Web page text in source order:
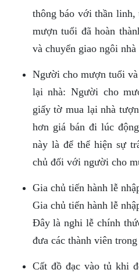
thông báo với thần
mượn tuổi đã hoàn
và chuyển giao ngôi
Người cho mượn tuổi
lại nhà: Người cho
giấy tờ mua lại nhà
hơn giá bán đi lúc
này là để thể hiện sự
chủ đối với người cho
Gia chủ tiến hành lễ
Gia chủ tiến hành lễ
Đây là nghi lễ chính
đưa các thành viên
Cất đồ đạc vào tủ khi